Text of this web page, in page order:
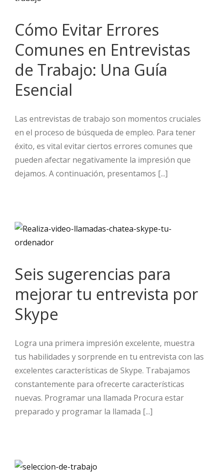
Cómo Evitar Errores
Comunes en Entrevistas
de Trabajo: Una Guía
Esencial
Las entrevistas de trabajo son momentos cruciales
en el proceso de búsqueda de empleo. Para tener
éxito, es vital evitar ciertos errores comunes que
pueden afectar negativamente la impresión que
dejamos. A continuación, presentamos [...]
Seis sugerencias para
mejorar tu entrevista por
Skype
Logra una primera impresión excelente, muestra
tus habilidades y sorprende en tu entrevista con las
excelentes características de Skype. Trabajamos
constantemente para ofrecerte características
nuevas. Programar una llamada Procura estar
preparado y programar la llamada [...]